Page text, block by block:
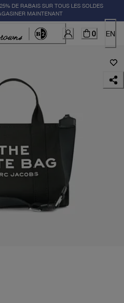
DE RABAIS SUR TOUS LES SOLDES
MAINTENANT
0 EN